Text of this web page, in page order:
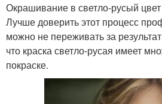
Окрашивание в светло-русый
Лучше доверить этот процесс
можно не переживать за
что краска светло-русая имеет
покраске.